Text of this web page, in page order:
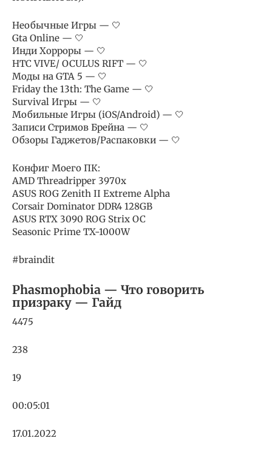
Необычные Игры — 🤍
Gta Online — 🤍
Инди Хорроры — 🤍
HTC VIVE/ OCULUS RIFT — 🤍
Моды на GTA 5 — 🤍
Friday the 13th: The Game — 🤍
Survival Игры — 🤍
Мобильные Игры (iOS/Android) — 🤍
Записи Стримов Брейна — 🤍
Обзоры Гаджетов/Распаковки — 🤍
Конфиг Моего ПК:
AMD Threadripper 3970x
ASUS ROG Zenith II Extreme Alpha
Corsair Dominator DDR4 128GB
ASUS RTX 3090 ROG Strix OC
Seasonic Prime TX-1000W
#braindit
Phasmophobia — Что говорить
призраку — Гайд
4475
238
19
00:05:01
17.01.2022